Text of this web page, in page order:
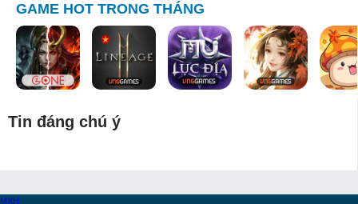
GAME HOT TRONG THÁNG
Tin đáng chú ý
MXH